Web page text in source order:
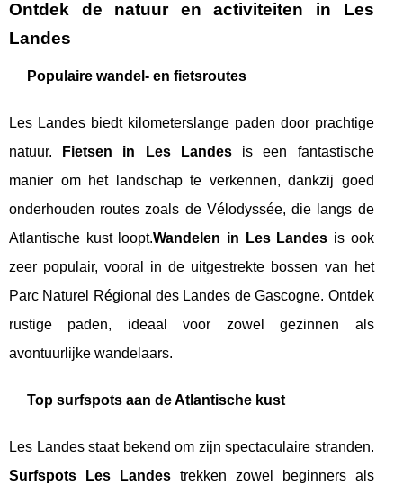
Ontdek de natuur en activiteiten in Les
Landes
Populaire wandel- en fietsroutes
Les Landes biedt kilometerslange paden door prachtige
natuur.
Fietsen in Les Landesis een fantastische
manier om het landschap te verkennen, dankzij goed
onderhouden routes zoals de Vélodyssée, die langs de
Atlantische kust loopt.Wandelen in Les Landes is ook
zeer populair, vooral in de uitgestrekte bossen van het
Parc Naturel Régional des Landes de Gascogne. Ontdek
rustige paden, ideaal voor zowel gezinnen als
avontuurlijke wandelaars.
Top surfspots aan de Atlantische kust
Les Landes staat bekend om zijn spectaculaire stranden.
Surfspots Les Landestrekken zowel beginners als